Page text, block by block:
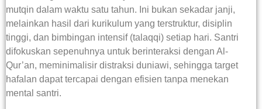
mutqin dalam waktu satu tahun. Ini bukan sekadar janji,
melainkan hasil dari kurikulum yang terstruktur, disiplin
tinggi, dan bimbingan intensif (talaqqi) setiap hari. Santri
difokuskan sepenuhnya untuk berinteraksi dengan Al-
Qur’an, meminimalisir distraksi duniawi, sehingga target
hafalan dapat tercapai dengan efisien tanpa menekan
mental santri.